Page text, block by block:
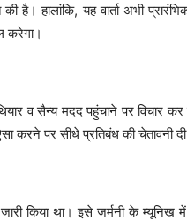
है। हालांकि, यह वार्ता अभी
करेगा।
व सैन्य मदद पहुंचाने पर विचार कर
करने पर सीधे प्रतिबंध की चेतावनी
किया था। इसे जर्मनी के म्यूनिख में